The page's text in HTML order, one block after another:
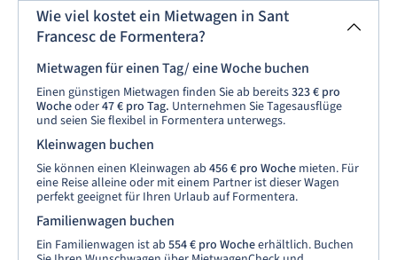
Wie viel kostet ein Mietwagen in Sant
Francesc de Formentera?
Mietwagen für einen Tag/ eine Woche buchen
Einen günstigen Mietwagen finden Sie ab bereits323 € pro
Wocheoder47 € pro Tag. Unternehmen Sie Tagesausflüge
und seien Sie flexibel in Formentera unterwegs.
Kleinwagen buchen
Sie können einen Kleinwagen ab 456 € pro Woche mieten. Für
eine Reise alleine oder mit einem Partner ist dieser Wagen
perfekt geeignet für Ihren Urlaub auf Formentera.
Familienwagen buchen
Ein Familienwagen ist ab 554 € pro Wocheerhältlich. Buchen